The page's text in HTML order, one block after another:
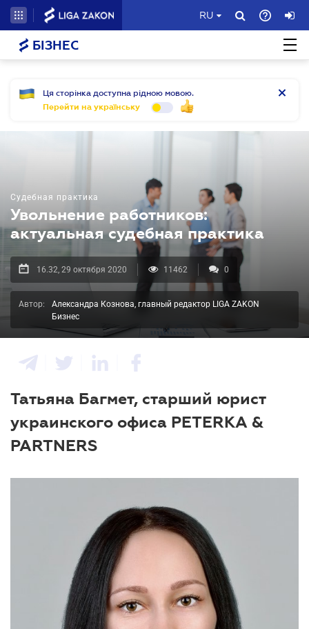
RU
БІЗНЕС
Ця сторінка доступна рідною мовою.
Перейти на українську
Судебная практика
Увольнение работников:
актуальная судебная практика
16.32, 29 октября 2020 11462 0
Автор:
Александра Кознова, главный редактор LIGA ZAKON
Бизнес
Татьяна Багмет, старший юрист
украинского офиса PETERKA &
PARTNERS